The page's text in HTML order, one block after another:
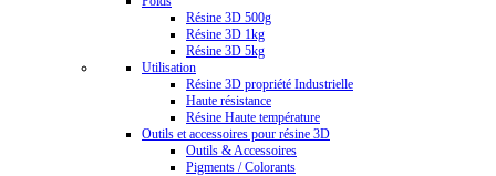
Résine 3D 500g
Résine 3D 1kg
Résine 3D 5kg
Utilisation
Résine 3D propriété Industrielle
Haute résistance
Résine Haute température
Outils et accessoires pour résine 3D
Outils & Accessoires
Pigments / Colorants